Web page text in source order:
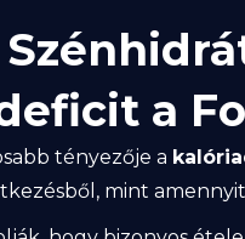
a
tényezője a
mint